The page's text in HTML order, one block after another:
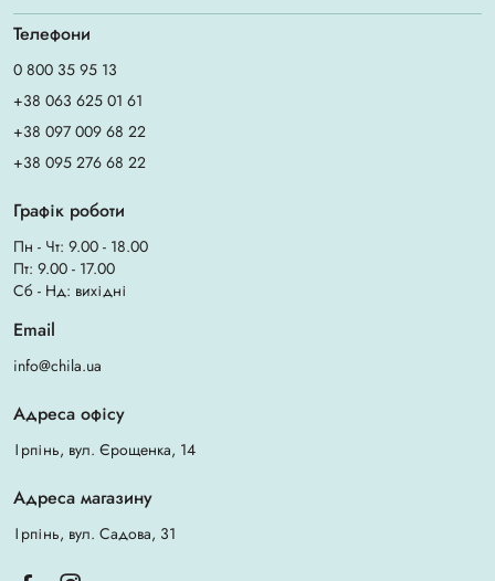
Телефони
0 800 35 95 13
+38 063 625 01 61
+38 097 009 68 22
+38 095 276 68 22
Графік роботи
Пн - Чт: 9.00 - 18.00
Пт: 9.00 - 17.00
Сб - Нд: вихідні
Email
info@chila.ua
Адреса офісу
Ірпінь, вул. Єрощенка, 14
Адреса магазину
Ірпінь, вул. Садова, 31